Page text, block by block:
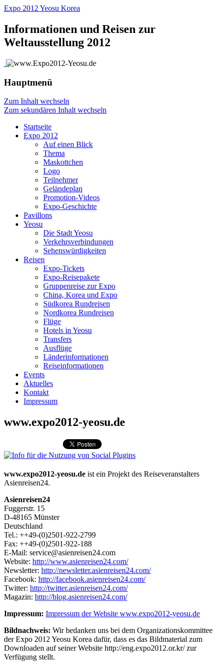
Expo 2012 Yeosu Korea
Informationen und Reisen zur
Weltausstellung 2012
Hauptmenü
Zum Inhalt wechseln
Zum sekundären Inhalt wechseln
Startseite
Expo 2012
Auf einen Blick
Thema
Maskottchen
Logo
Teilnehmer
Geländeplan
Promotion-Videos
Expo-Geschichte
Pavillons
Yeosu
Die Stadt Yeosu
Verkehrsverbindungen
Sehenswürdigkeiten
Reisen
Expo-Tickets
Expo-Reisepakete
Gruppenreise zur Expo
China, Korea und Expo
Südkorea Rundreisen
Nordkorea Rundreisen
Flüge
Hotels in Yeosu
Transfers
Ausflüge
Länderinformationen
Reiseinformationen
Events
Aktuelles
Kontakt
Impressum
www.expo2012-yeosu.de
www.expo2012-yeosu.de ist ein Projekt des Reiseveranstalters
Asienreisen24.
Asienreisen24
Fuggerstr. 15
D-48165 Münster
Deutschland
Tel.: ++49-(0)2501-922-2799
Fax: ++49-(0)2501-922-188
E-Mail: service@asienreisen24.com
Website: http://www.asienreisen24.com/
Newsletter: http://newsletter.asienreisen24.com/
Facebook: http://facebook.asienreisen24.com/
Twitter: http://twitter.asienreisen24.com/
Magazin: http://blog.asienreisen24.com/
Impressum: Impressum der Website www.expo2012-yeosu.de
Bildnachweis: Wir bedanken uns bei dem Organizationskommittee
der Expo 2012 Yeosu Korea dafür, dass es das Bildmaterial zum
Downloaden auf seiner Website http://eng.expo2012.or.kr/ zur
Verfügung stellt.